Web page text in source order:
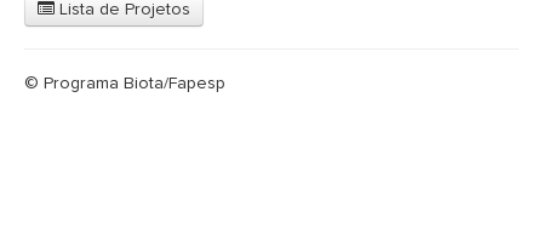
Lista de Projetos
© Programa Biota/Fapesp